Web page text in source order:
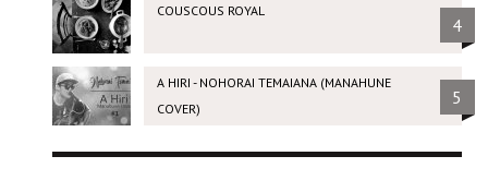
COUSCOUS ROYAL
4
A HIRI - NOHORAI TEMAIANA (MANAHUNE
COVER)
5